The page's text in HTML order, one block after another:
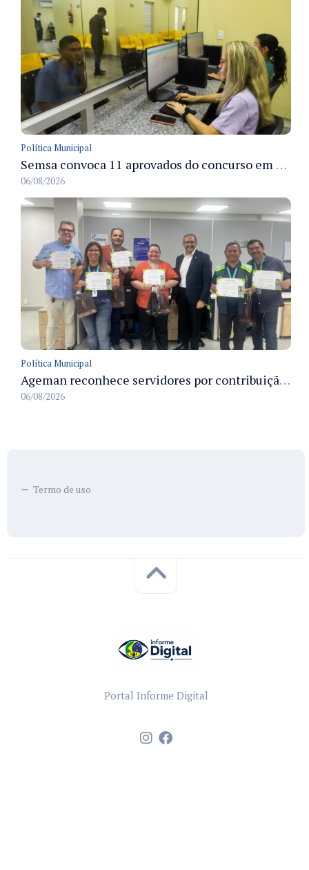
Política Municipal
Semsa convoca 11 aprovados do concurso em Manaus para apresentação e posse até 3/9
06/08/2026
Política Municipal
Ageman reconhece servidores por contribuição à sustentabilidade no descarte de resíduos no primeiro semestre de 2026
06/08/2026
Termo de uso
Portal Informe Digital